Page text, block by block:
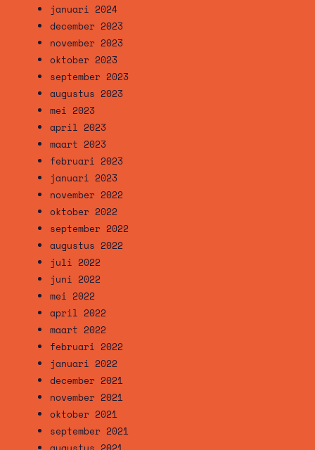
januari 2024
december 2023
november 2023
oktober 2023
september 2023
augustus 2023
mei 2023
april 2023
maart 2023
februari 2023
januari 2023
november 2022
oktober 2022
september 2022
augustus 2022
juli 2022
juni 2022
mei 2022
april 2022
maart 2022
februari 2022
januari 2022
december 2021
november 2021
oktober 2021
september 2021